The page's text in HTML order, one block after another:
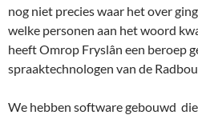
nog niet precies waar het over
welke personen aan het woord
heeft Omrop Fryslân een beroep
spraaktechnologen van de
We hebben software gebouwd